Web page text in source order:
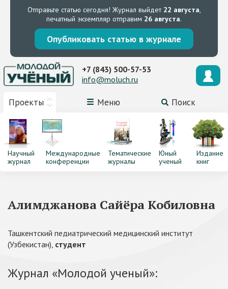
Отправьте статью сегодня! Журнал выйдет 22 августа,
печатный экземпляр отправим 26 августа.
Опубликовать статью в журнале
Проекты Меню Поиск
+7 (843) 500-57-53
info@moluch.ru
Научный
журнал
Международные
конференции
Тематические
журналы
Юный
ученый
Издание
книг
Алимджанова Сайёра Кобиловна
Ташкентский педиатрический медицинский институт
(Узбекистан), студент
Журнал «Молодой ученый»: